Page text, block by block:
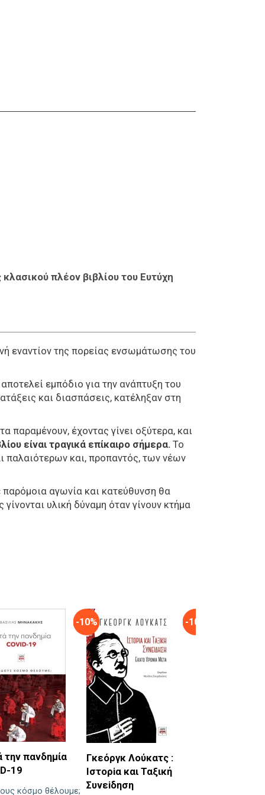
πλέον βιβλίου του Ευτύχη
εναντίον της πορείας ενσωμάτωσης του
εμπόδιο για την ανάπτυξη του
και διασπάσεις, κατέληξαν στη
παραμένουν, έχοντας γίνει οξύτερα, και
είναι τραγικά επίκαιρο σήμερα. Το
παλαιότερων και, προπαντός, των νέων
παρόμοια αγωνία και κατεύθυνση θα
υλική δύναμη όταν γίνουν κτήμα
την πανδημία
19
κόσμο θέλουμε;
-10%
Γκεόργκ Λούκατς :
Ιστορiα και Ταξική
Συνεiδηση
-10%